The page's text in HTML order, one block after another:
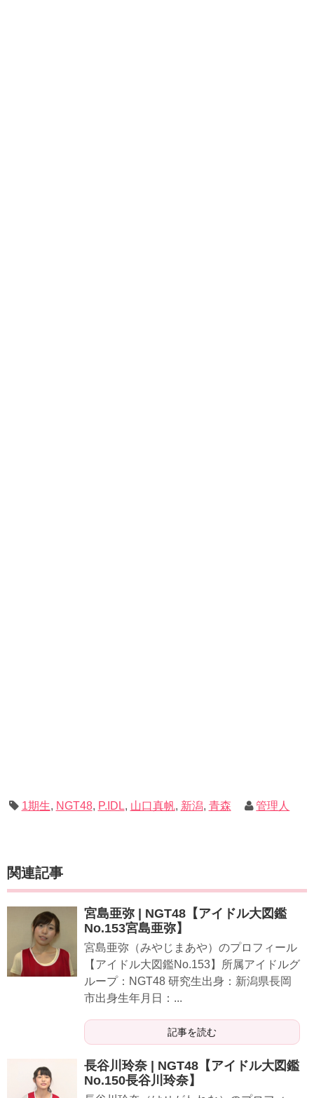
1期生, NGT48, P.IDL, 山口真帆, 新潟, 青森 管理人
関連記事
宮島亜弥 | NGT48【アイドル大図鑑
No.153宮島亜弥】
宮島亜弥（みやじまあや）のプロフィール
【アイドル大図鑑No.153】所属アイドルグ
ループ：NGT48 研究生出身：新潟県長岡
市出身生年月日：...
記事を読む
長谷川玲奈 | NGT48【アイドル大図鑑
No.150長谷川玲奈】